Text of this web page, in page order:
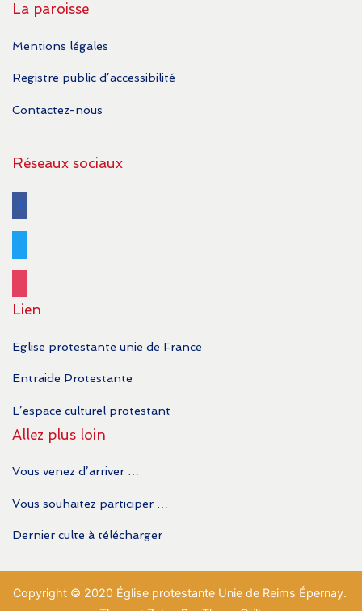
La paroisse
Mentions légales
Registre public d’accessibilité
Contactez-nous
Réseaux sociaux
facebook
Lien
Eglise protestante unie de France
Entraide Protestante
L’espace culturel protestant
Allez plus loin
Vous venez d’arriver …
Vous souhaitez participer …
Dernier culte à télécharger
Copyright © 2020 Église protestante Unie de Reims Épernay.